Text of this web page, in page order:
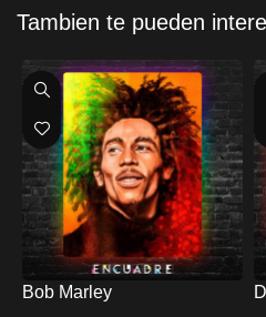
Tambien te pueden
Bob Marley